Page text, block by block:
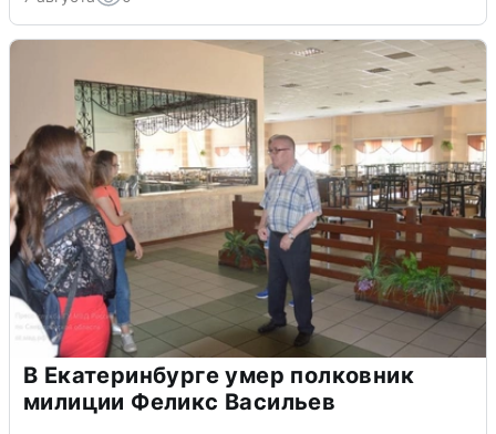
В Екатеринбурге умер полковник
милиции Феликс Васильев